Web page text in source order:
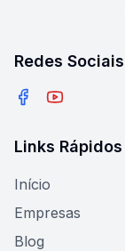
Redes Sociais
Links Rápidos
Início
Empresas
Blog